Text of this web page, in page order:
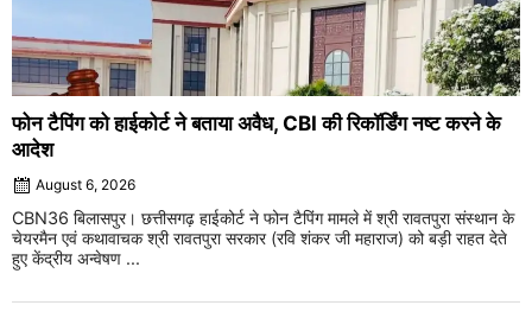
फोन टैपिंग को हाईकोर्ट ने बताया अवैध, CBI की रिकॉर्डिंग नष्ट करने के
आदेश
August 6, 2026
CBN36 बिलासपुर। छत्तीसगढ़ हाईकोर्ट ने फोन टैपिंग मामले में श्री रावतपुरा संस्थान के
चेयरमैन एवं कथावाचक श्री रावतपुरा सरकार (रवि शंकर जी महाराज) को बड़ी राहत देते
हुए केंद्रीय अन्वेषण ...